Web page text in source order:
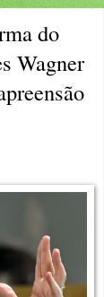
do
Wagner